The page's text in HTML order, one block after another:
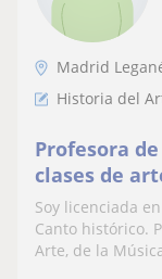
Madrid
Historia del
Profesora
clases de
Soy licenciada
Canto histórico.
Arte, de la